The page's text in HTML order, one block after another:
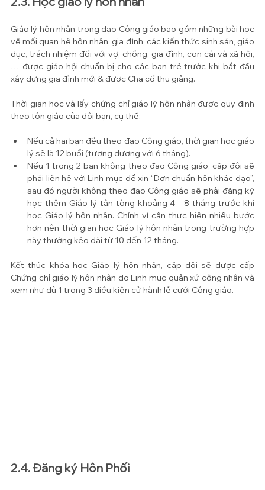
Giáo lý hôn nhân trong đạo Công giáo bao gồm những bài học
về mối quan hệ hôn nhân, gia đình, các kiến thức sinh sản, giáo
dục, trách nhiệm đối với vợ, chồng, gia đình, con cái và xã hội,
… được giáo hội chuẩn bị cho các bạn trẻ trước khi bắt đầu
xây dựng gia đình mới & được Cha cố thụ giảng.
Thời gian học và lấy chứng chỉ giáo lý hôn nhân được quy định
theo tôn giáo của đôi bạn, cụ thể:
Nếu cả hai bạn đều theo đạo Công giáo, thời gian học giáo
lý sẽ là 12 buổi (tương đương với 6 tháng).
Nếu 1 trong 2 bạn không theo đạo Công giáo, cặp đôi sẽ
phải liên hệ với Linh mục để xin “Đơn chuẩn hôn khác đạo”,
sau đó người không theo đạo Công giáo sẽ phải đăng ký
học thêm Giáo lý tân tòng khoảng 4 - 8 tháng trước khi
học Giáo lý hôn nhân. Chính vì cần thực hiện nhiều bước
hơn nên thời gian học Giáo lý hôn nhân trong trường hợp
này thường kéo dài từ 10 đến 12 tháng.
Kết thúc khóa học Giáo lý hôn nhân, cặp đôi sẽ được cấp
Chứng chỉ giáo lý hôn nhân do Linh mục quản xứ công nhận và
xem như đủ 1 trong 3 điều kiện cử hành lễ cưới Công giáo.
2.4. Đăng ký Hôn Phối